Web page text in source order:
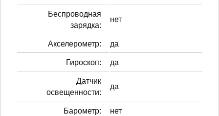
Беспроводная
зарядка:
нет
Акселерометр: да
Гироскоп: да
Датчик
освещенности:
да
Барометр: нет